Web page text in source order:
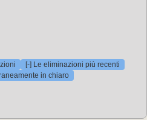
[-] Le eliminazioni più recenti
in chiaro